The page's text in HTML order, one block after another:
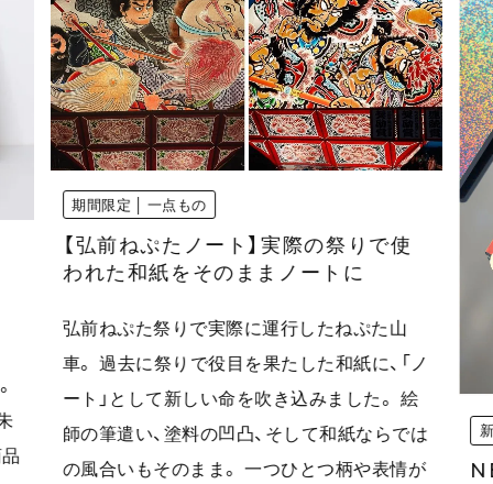
期間限定 │ 一点もの
【弘前ねぷたノート】実際の祭りで使
われた和紙をそのままノートに
弘前ねぷた祭りで実際に運行したねぷた山
車。 過去に祭りで役目を果たした和紙に、「ノ
ート」として新しい命を吹き込みました。 絵
師の筆遣い、塗料の凹凸、そして和紙ならでは
の風合いもそのまま。 一つひとつ柄や表情が